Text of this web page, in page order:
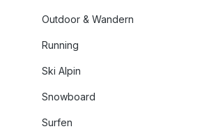
Outdoor & Wandern
Running
Ski Alpin
Snowboard
Surfen